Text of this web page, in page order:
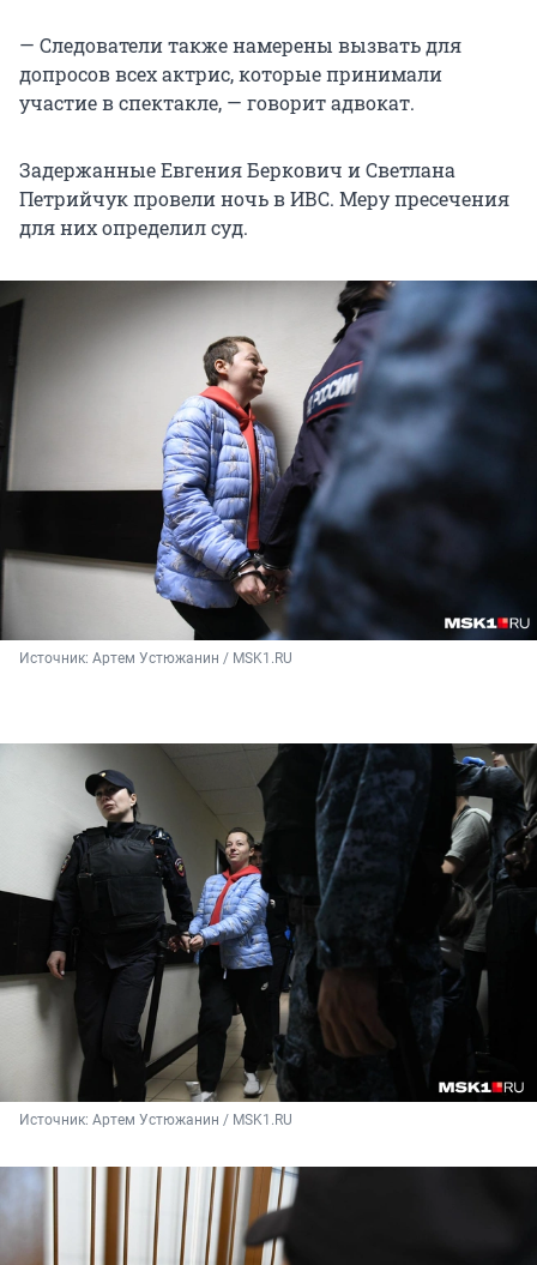
— Следователи также намерены вызвать для
допросов всех актрис, которые принимали
участие в спектакле, — говорит адвокат.
Задержанные Евгения Беркович и Светлана
Петрийчук провели ночь в ИВС. Меру пресечения
для них определил суд.
Источник: Артем Устюжанин / MSK1.RU
Источник: Артем Устюжанин / MSK1.RU